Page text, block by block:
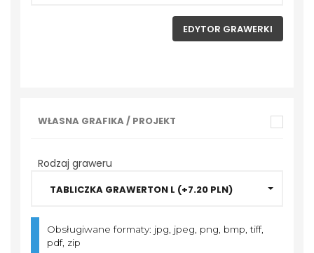
MEDALE
STATUETKI
EDYTOR GRAWERKI
WŁASNA GRAFIKA / PROJEKT
Rodzaj graweru
TABLICZKA GRAWERTON L (+7.20 PLN)
Obsługiwane formaty: jpg, jpeg, png, bmp, tiff,
pdf, zip